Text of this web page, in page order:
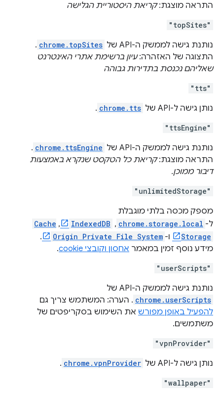
התראה מוצגת:קריאת היסטוריית הגלישה
"topSites"
נותנת גישה לממשק ה-API של chrome.topSites
.
התצוגה של האזהרה:עיון ברשימת אתרי האינטרנט
שאליהם נכנסת בתדירות גבוהה
"tts"
נותן גישה ל-API של chrome.tts
.
"ttsEngine"
נותנת גישה לממשק ה-API של chrome.ttsEngine
.
התראה מוצגת:קריאת כל הטקסט שנקרא באמצעות
דיבור ממוכן.
"unlimitedStorage"
מספק מכסה בלתי מוגבלת
ל- chrome.storage.local
,‏
IndexedDB
,‏
Cache
Storage
ו- Origin Private File System
.
מידע נוסף זמין במאמר אחסון וקובצי cookie .
"userScripts"
נותנת גישה לממשק ה-API של
chrome.userScripts . הערה: המשתמש צריך גם
להפעיל באופן מפורש את השימוש בסקריפטים של
משתמשים.
"vpnProvider"
נותן גישה ל-API של chrome.vpnProvider
.
"wallpaper"